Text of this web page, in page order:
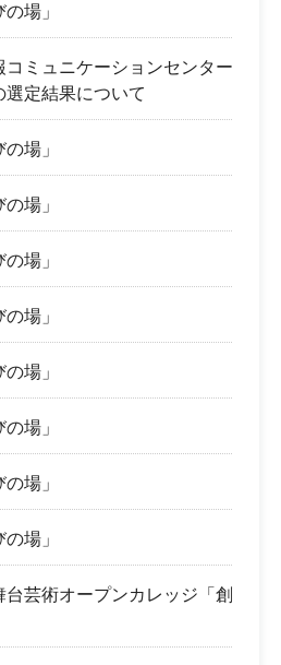
場」
コミュニケーションセンター
定結果について
場」
場」
場」
場」
場」
場」
場」
場」
芸術オープンカレッジ「創